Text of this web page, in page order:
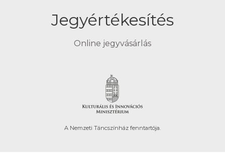
Jegyértékesítés
Online jegyvásárlás
A Nemzeti Táncszínház fenntartója.